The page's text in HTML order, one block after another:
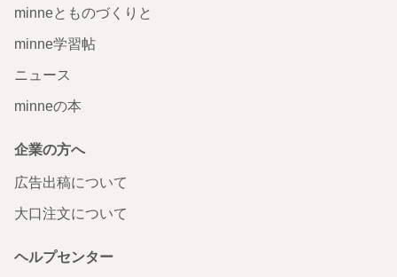
minneとものづくりと
minne学習帖
ニュース
minneの本
企業の方へ
広告出稿について
大口注文について
ヘルプセンター